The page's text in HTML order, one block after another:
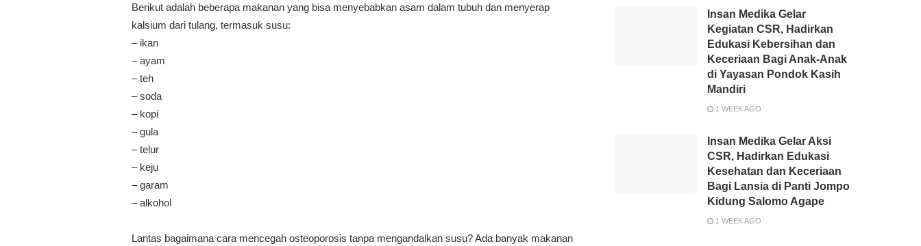
Berikut adalah beberapa makanan yang bisa menyebabkan asam dalam tubuh dan menyerap
kalsium dari tulang, termasuk susu:
– ikan
– ayam
– teh
– soda
– kopi
– gula
– telur
– keju
– garam
– alkohol
Lantas bagaimana cara mencegah osteoporosis tanpa mengandalkan susu? Ada banyak makanan
Insan Medika Gelar
Kegiatan CSR, Hadirkan
Edukasi Kebersihan dan
Keceriaan Bagi Anak-Anak
di Yayasan Pondok Kasih
Mandiri
1 WEEK AGO
Insan Medika Gelar Aksi
CSR, Hadirkan Edukasi
Kesehatan dan Keceriaan
Bagi Lansia di Panti Jompo
Kidung Salomo Agape
1 WEEK AGO